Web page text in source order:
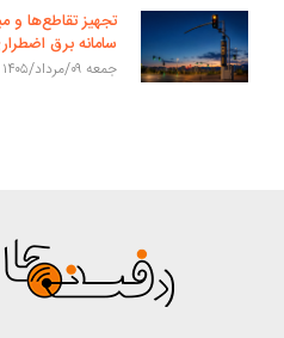
تجهیز تقاطع‌ها
سامانه برق
جمعه ۰۹/مرداد/۱۴۰۵